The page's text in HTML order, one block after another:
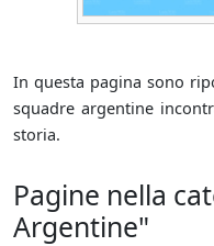
In questa pagina sono
squadre argentine
storia.
Pagine nella
Argentine"